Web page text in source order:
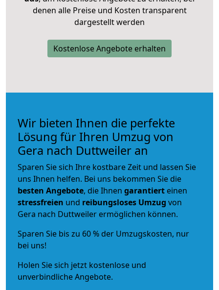
denen alle Preise und Kosten transparent
dargestellt werden
Kostenlose Angebote erhalten
Wir bieten Ihnen die perfekte
Lösung für Ihren Umzug von
Gera nach Duttweiler an
Sparen Sie sich Ihre kostbare Zeit und lassen Sie
uns Ihnen helfen. Bei uns bekommen Sie die
besten Angebote, die Ihnen garantiert einen
stressfreien und reibungsloses Umzug von
Gera nach Duttweiler ermöglichen können.
Sparen Sie bis zu 60 % der Umzugskosten, nur
bei uns!
Holen Sie sich jetzt kostenlose und
unverbindliche Angebote.